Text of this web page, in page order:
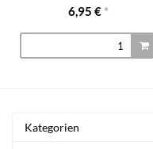
6,95 € *
Kategorien